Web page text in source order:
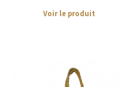
Voir le produit